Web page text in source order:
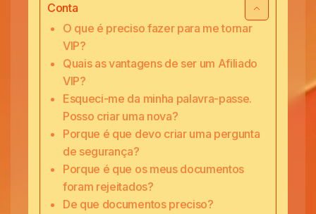
Conta
O que é preciso fazer para me tornar
VIP?
Quais as vantagens de ser um Afiliado
VIP?
Esqueci-me da minha palavra-passe.
Posso criar uma nova?
Porque é que devo criar uma pergunta
de segurança?
Porque é que os meus documentos
foram rejeitados?
De que documentos preciso?